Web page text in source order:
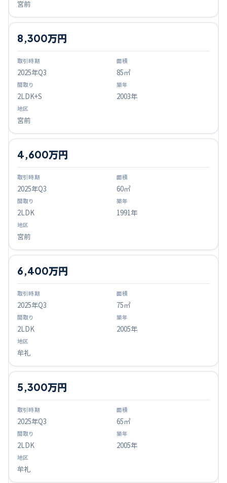
宮前
2025年Q3
8,300万円
85㎡
2LDK+S 2003年
宮前
2025年Q3
4,600万円
60㎡
2LDK 1991年
宮前
2025年Q3
6,400万円
75㎡
2LDK 2005年
牟礼
2025年Q3
5,300万円
65㎡
2LDK 2005年
牟礼